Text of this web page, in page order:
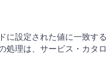
に設定された値に一致する
処理は、サービス・カタロ